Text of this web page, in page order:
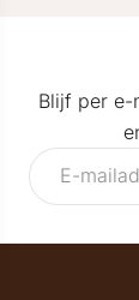
Blijf per e-